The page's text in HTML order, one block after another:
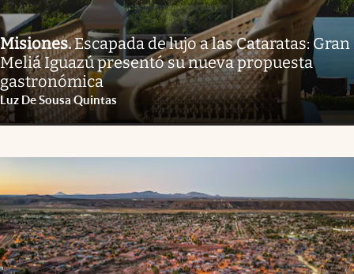
Misiones.Escapada de lujo a las Cataratas: Gran
Meliá Iguazú presentó su nueva propuesta
gastronómica
Luz De Sousa Quintas